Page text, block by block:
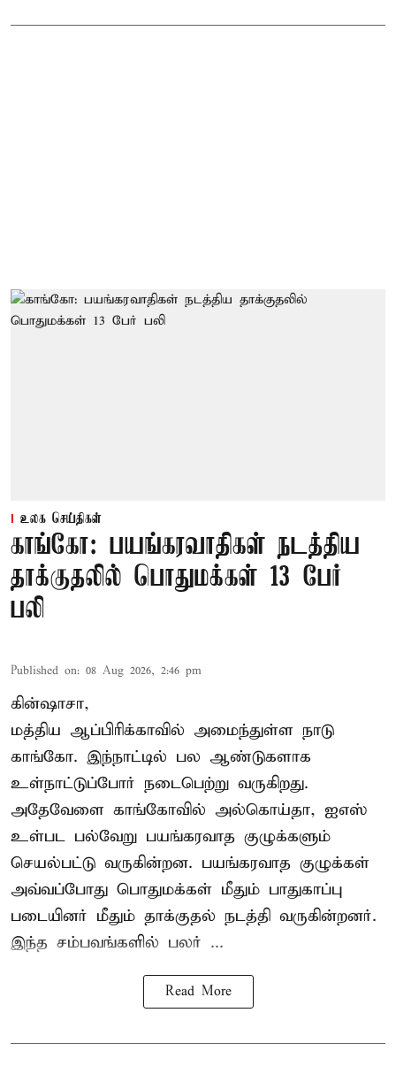
உலக செய்திகள்
காங்கோ: பயங்கரவாதிகள் நடத்திய
தாக்குதலில் பொதுமக்கள் 13 பேர்
பலி
Published on: 08 Aug 2026, 2:46 pm
கின்ஷாசா,
மத்திய ஆப்பிரிக்காவில் அமைந்துள்ள நாடு
காங்கோ. இந்நாட்டில் பல ஆண்டுகளாக
உள்நாட்டுப்போர் நடைபெற்று வருகிறது.
அதேவேளை காங்கோவில் அல்கொய்தா, ஐஎஸ்
உள்பட பல்வேறு பயங்கரவாத குழுக்களும்
செயல்பட்டு வருகின்றன. பயங்கரவாத குழுக்கள்
அவ்வப்போது பொதுமக்கள் மீதும் பாதுகாப்பு
படையினர் மீதும் தாக்குதல் நடத்தி வருகின்றனர்.
இந்த சம்பவங்களில் பலர் ...
Read More